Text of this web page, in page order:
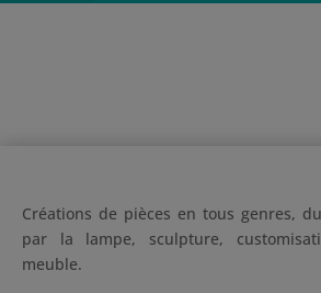
Créations de pièces en tous genres,
par la lampe, sculpture,
meuble.